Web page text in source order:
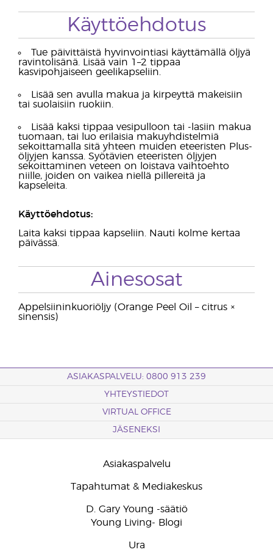
Käyttöehdotus
Tue päivittäistä hyvinvointiasi käyttämällä öljyä
ravintolisänä. Lisää vain 1–2 tippaa
kasvipohjaiseen geelikapseliin.
Lisää sen avulla makua ja kirpeyttä makeisiin
tai suolaisiin ruokiin.
Lisää kaksi tippaa vesipulloon tai -lasiin makua
tuomaan, tai luo erilaisia makuyhdistelmiä
sekoittamalla sitä yhteen muiden eteeristen Plus-
öljyjen kanssa. Syötävien eteeristen öljyjen
sekoittaminen veteen on loistava vaihtoehto
niille, joiden on vaikea niellä pillereitä ja
kapseleita.
Käyttöehdotus:
Laita kaksi tippaa kapseliin. Nauti kolme kertaa
päivässä.
Ainesosat
Appelsiininkuoriöljy (Orange Peel Oil – citrus ×
sinensis)
ASIAKASPALVELU: 0800 913 239
YHTEYSTIEDOT
VIRTUAL OFFICE
JÄSENEKSI
Asiakaspalvelu
Tapahtumat & Mediakeskus
D. Gary Young -säätiö
Young Living- Blogi
Ura